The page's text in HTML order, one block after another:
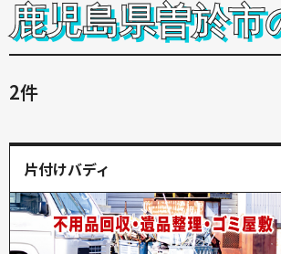
鹿児島県曽於市
2件
片付けバディ